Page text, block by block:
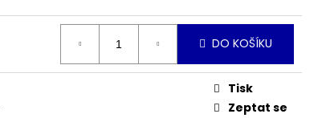
DO KOŠÍKU
Tisk
Zeptat se
Následující